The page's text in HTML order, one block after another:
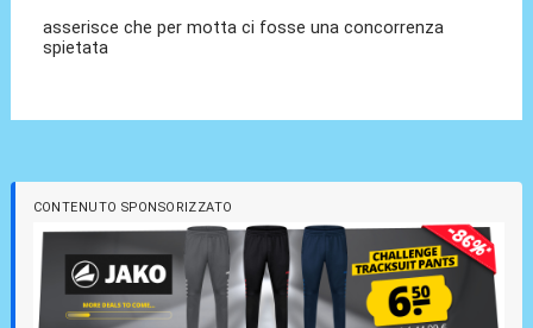
asserisce che per motta ci fosse una concorrenza
spietata
CONTENUTO SPONSORIZZATO